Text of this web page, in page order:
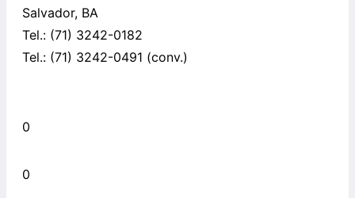
Salvador, BA
Tel.: (71) 3242-0182
Tel.: (71) 3242-0491 (conv.)
0
0